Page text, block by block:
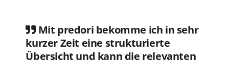
Mit predori bekomme ich in sehr
kurzer Zeit eine strukturierte
Übersicht und kann die relevanten